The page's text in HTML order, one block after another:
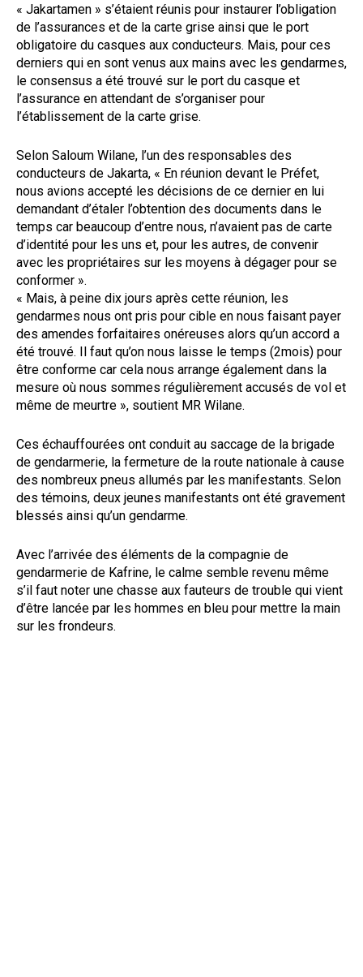
« Jakartamen » s’étaient réunis pour instaurer l’obligation
de l’assurances et de la carte grise ainsi que le port
obligatoire du casques aux conducteurs. Mais, pour ces
derniers qui en sont venus aux mains avec les gendarmes,
le consensus a été trouvé sur le port du casque et
l’assurance en attendant de s’organiser pour
l’établissement de la carte grise.
Selon Saloum Wilane, l’un des responsables des
conducteurs de Jakarta, « En réunion devant le Préfet,
nous avions accepté les décisions de ce dernier en lui
demandant d’étaler l’obtention des documents dans le
temps car beaucoup d’entre nous, n’avaient pas de carte
d’identité pour les uns et, pour les autres, de convenir
avec les propriétaires sur les moyens à dégager pour se
conformer ».
« Mais, à peine dix jours après cette réunion, les
gendarmes nous ont pris pour cible en nous faisant payer
des amendes forfaitaires onéreuses alors qu’un accord a
été trouvé. Il faut qu’on nous laisse le temps (2mois) pour
être conforme car cela nous arrange également dans la
mesure où nous sommes régulièrement accusés de vol et
même de meurtre », soutient MR Wilane.
Ces échauffourées ont conduit au saccage de la brigade
de gendarmerie, la fermeture de la route nationale à cause
des nombreux pneus allumés par les manifestants. Selon
des témoins, deux jeunes manifestants ont été gravement
blessés ainsi qu’un gendarme.
Avec l’arrivée des éléments de la compagnie de
gendarmerie de Kafrine, le calme semble revenu même
s’il faut noter une chasse aux fauteurs de trouble qui vient
d’être lancée par les hommes en bleu pour mettre la main
sur les frondeurs.